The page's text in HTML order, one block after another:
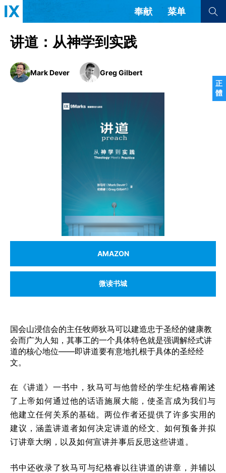
正
體
奉献 菜单
文章 书评 访谈
解经式讲道与神学
成员制与教会纪律
查看全部
查看全部
隐私条款
正體中文
达里语
罗马尼亚语
意大利语
土耳其语
阿尔巴尼亚语
塞尔维亚语 柬埔寨语
讲道：从神学到实践
Mark Dever Greg Gilbert
AMAZON
微读书城
国会山浸信会的主任牧师狄马可以建造忠于圣经的健康教
会而广为人知，其事工的一个具体特色就是强调解经式讲
道的核心地位——即讲道要有意地扎根于具体的圣经经
文。
在《讲道》一书中，狄马可与他曾经的学生纪格睿阐述
了上帝如何通过他的话语施展大能，使圣言成为我们与
他建立任何关系的基础。两位作者还提供了许多实用的
建议，涵盖讲道者如何决定讲道的经文、如何预备并拟
订讲章大纲，以及如何宣讲并事后反思这些讲道。
书中还收录了狄马可与纪格睿以往讲道的讲章，并辅以